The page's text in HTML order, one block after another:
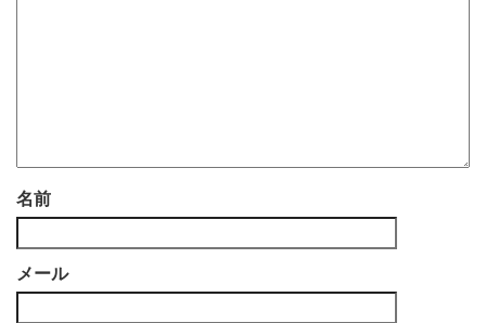
名前
メール